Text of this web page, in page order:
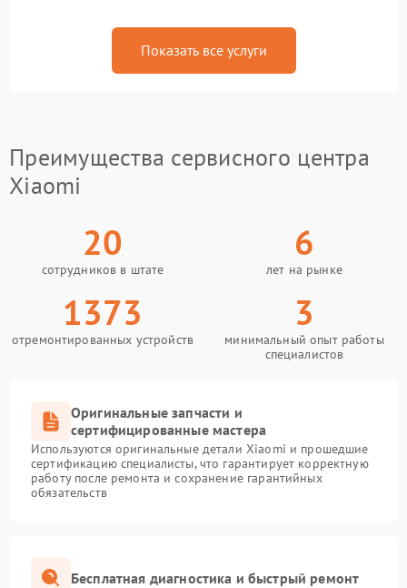
Показать все услуги
Преимущества сервисного центра
Xiaomi
20
сотрудников в штате
6
лет на рынке
1373
отремонтированных устройств
3
минимальный опыт работы
специалистов
Оригинальные запчасти и
сертифицированные мастера
Используются оригинальные детали Xiaomi и прошедшие
сертификацию специалисты, что гарантирует корректную
работу после ремонта и сохранение гарантийных
обязательств
Бесплатная диагностика и быстрый ремонт